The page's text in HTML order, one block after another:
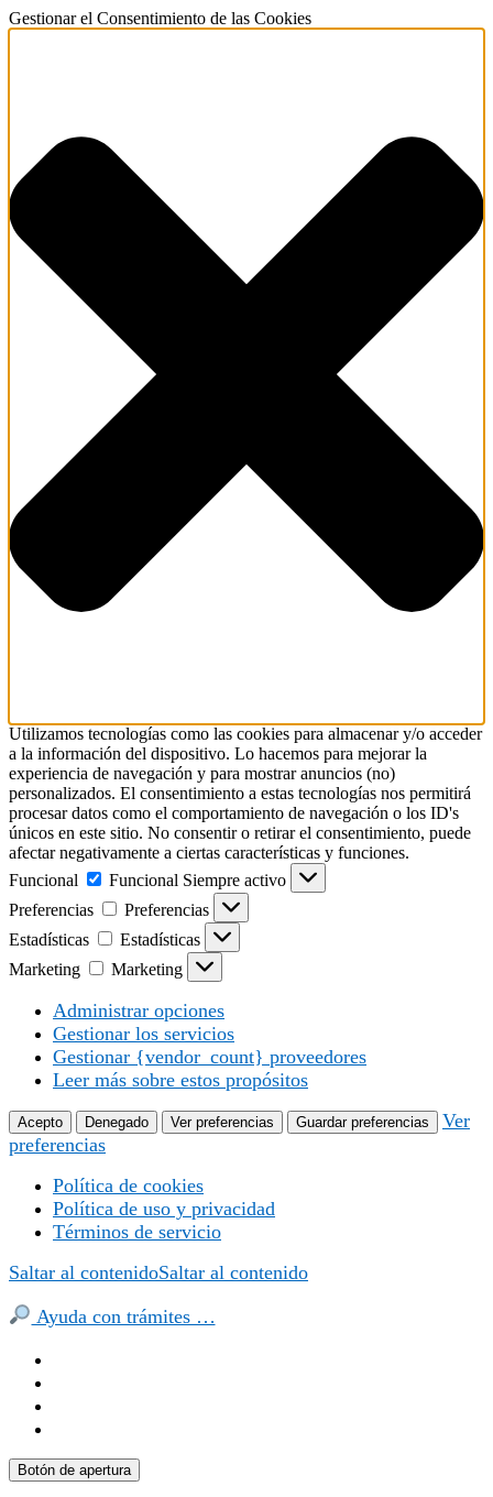
Gestionar el Consentimiento de las Cookies
Utilizamos tecnologías como las cookies para almacenar y/o acceder
a la información del dispositivo. Lo hacemos para mejorar la
experiencia de navegación y para mostrar anuncios (no)
personalizados. El consentimiento a estas tecnologías nos permitirá
procesar datos como el comportamiento de navegación o los ID's
únicos en este sitio. No consentir o retirar el consentimiento, puede
afectar negativamente a ciertas características y funciones.
Funcional
Funcional Siempre activo
Preferencias
Preferencias
Estadísticas
Estadísticas
Marketing
Marketing
Administrar opciones
Gestionar los servicios
Gestionar {vendor_count} proveedores
Leer más sobre estos propósitos
Acepto Denegado Ver preferencias Guardar preferencias
Ver
preferencias
Política de cookies
Política de uso y privacidad
Términos de servicio
Saltar al contenidoSaltar al contenido
Ayuda con trámites …
Botón de apertura